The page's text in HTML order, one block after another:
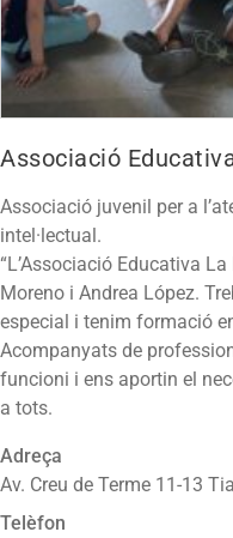
Associació
Associació juvenil per a
intel·lectual.
“L’Associació Educativa
Moreno i Andrea López.
especial i tenim formació
Acompanyats de
funcioni i ens aportin el
a tots.
Adreça
Av. Creu de Terme 11-13
Telèfon